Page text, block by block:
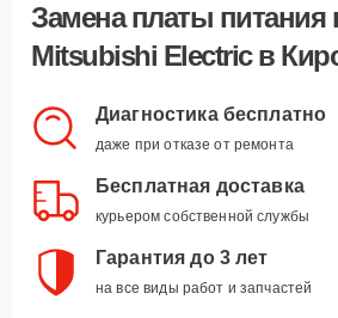
Замена платы питания
Mitsubishi Electric в
Диагностика бесплатно
даже при отказе от ремонта
Бесплатная доставка
курьером собственной службы
Гарантия до 3 лет
на все виды работ и запчастей